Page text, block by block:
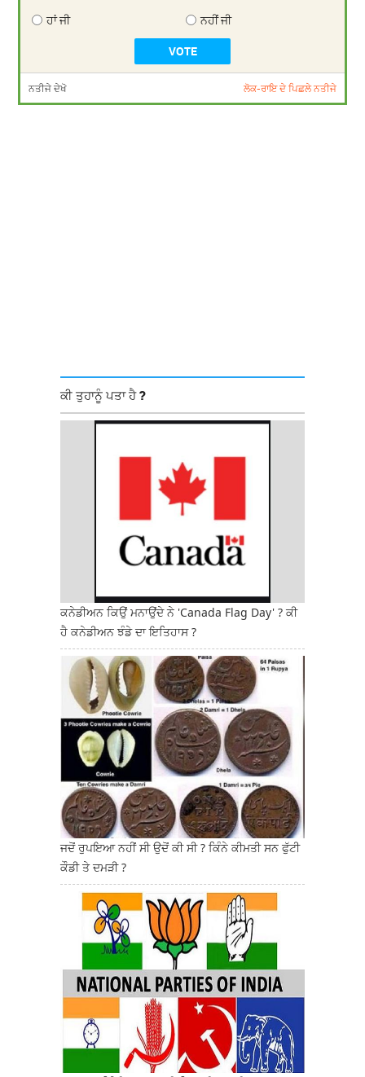
ਹਾਂ ਜੀ ਨਹੀਂ ਜੀ
ਨਤੀਜੇ ਦੇਖੋ ਲੋਕ-ਰਾਇ ਦੇ ਪਿਛਲੇ ਨਤੀਜੇ
ਕੀ ਤੁਹਾਨੂੰ ਪਤਾ ਹੈ ?
ਕਨੇਡੀਅਨ ਕਿਉਂ ਮਨਾਉਂਦੇ ਨੇ 'Canada Flag Day' ? ਕੀ
ਹੈ ਕਨੇਡੀਅਨ ਝੰਡੇ ਦਾ ਇਤਿਹਾਸ ?
ਜਦੋਂ ਰੁਪਇਆ ਨਹੀਂ ਸੀ ਉਦੋਂ ਕੀ ਸੀ ? ਕਿੰਨੇ ਕੀਮਤੀ ਸਨ ਫੁੱਟੀ
ਕੌਡੀ ਤੇ ਦਮੜੀ ?